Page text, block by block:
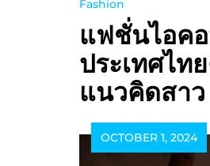
Fashion
แฟชั่นไอคอ
ประเทศไท
แนวคิดสาว
OCTOBER 1, 2024